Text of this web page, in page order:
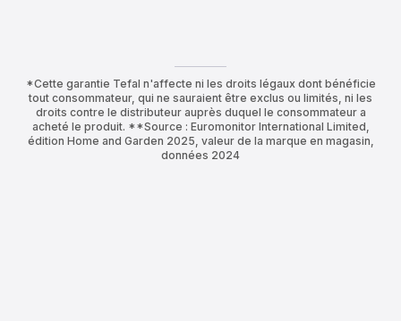
*Cette garantie Tefal n'affecte ni les droits légaux dont bénéficie
tout consommateur, qui ne sauraient être exclus ou limités, ni les
droits contre le distributeur auprès duquel le consommateur a
acheté le produit. **Source : Euromonitor International Limited,
édition Home and Garden 2025, valeur de la marque en magasin,
données 2024